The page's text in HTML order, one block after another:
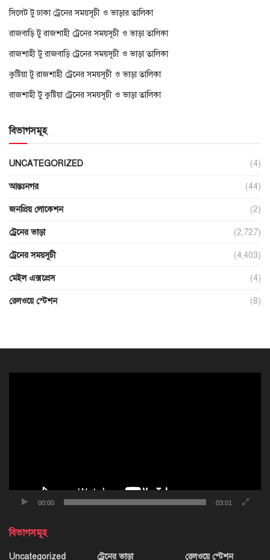
সিলেট টু ঢাকা ট্রেনের সময়সূচী ও ভাড়ার তালিকা
রাজবাড়ি টু রাজশাহী ট্রেনের সময়সূচী ও ভাড়া তালিকা
রাজশাহী টু রাজবাড়ি ট্রেনের সময়সূচী ও ভাড়া তালিকা
কুষ্টিয়া টু রাজশাহী ট্রেনের সময়সূচী ও ভাড়া তালিকা
রাজশাহী টু কুষ্টিয়া ট্রেনের সময়সূচী ও ভাড়া তালিকা
বিভাগসমূহ
UNCATEGORIZED (4)
আন্তঃনগর (44)
জনপ্রিয় লোকেশন (2)
ট্রেনের ভাড়া (2,727)
ট্রেনের সময়সূচী (4,403)
মেইল এক্সপ্রেস (4)
রেলওয়ে স্টেশন (8)
00:00 03:01
বিভাগসমূহ
Uncategorized
ট্রেনের ভাড়া
রেলওয়ে স্টেশন